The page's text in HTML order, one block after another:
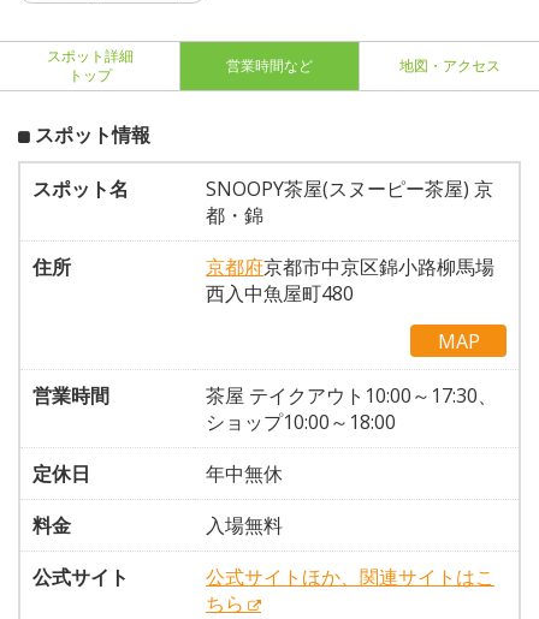
スポット詳細
トップ
営業時間など 地図・アクセス
スポット情報
スポット名
SNOOPY茶屋(スヌーピー茶屋) 京
都・錦
住所
京都府京都市中京区錦小路柳馬場
西入中魚屋町480
MAP
営業時間
茶屋 テイクアウト10:00～17:30、
ショップ10:00～18:00
定休日
年中無休
料金
入場無料
公式サイト
公式サイトほか、関連サイトはこ
ちら